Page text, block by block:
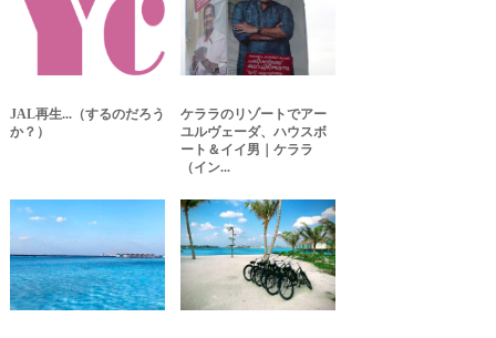
JAL再生...（するのだろう
か？）
ケララのリゾートでアー
ユルヴェーダ、ハウスボ
ート＆イイ男｜ケララ
（イン...